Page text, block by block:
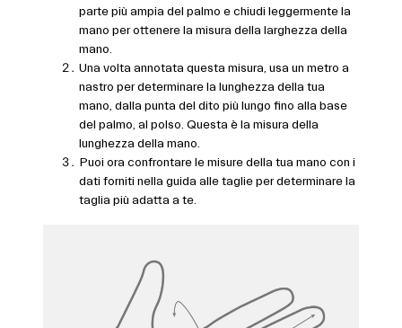
parte più ampia del palmo e chiudi leggermente la
mano per ottenere la misura della larghezza della
mano.
Una volta annotata questa misura, usa un metro a
nastro per determinare la lunghezza della tua
mano, dalla punta del dito più lungo fino alla base
del palmo, al polso. Questa è la misura della
lunghezza della mano.
Puoi ora confrontare le misure della tua mano con i
dati forniti nella guida alle taglie per determinare la
taglia più adatta a te.